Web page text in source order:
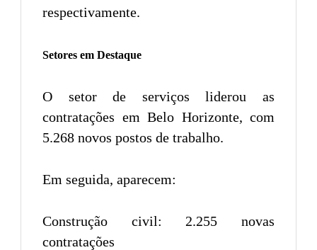
respectivamente.
Setores em Destaque
O setor de serviços liderou as
contratações em Belo Horizonte, com
5.268 novos postos de trabalho.
Em seguida, aparecem:
Construção civil: 2.255 novas
contratações